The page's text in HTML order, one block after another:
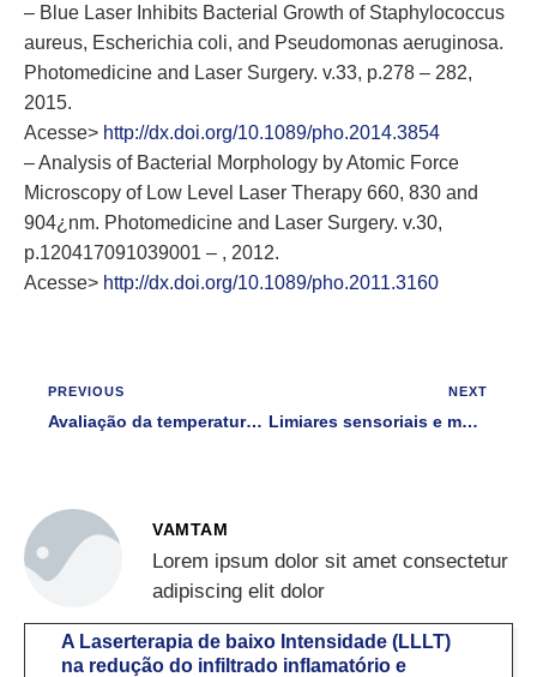
– Blue Laser Inhibits Bacterial Growth of Staphylococcus
aureus, Escherichia coli, and Pseudomonas aeruginosa.
Photomedicine and Laser Surgery. v.33, p.278 – 282,
2015.
Acesse> http://dx.doi.org/10.1089/pho.2014.3854
– Analysis of Bacterial Morphology by Atomic Force
Microscopy of Low Level Laser Therapy 660, 830 and
904¿nm. Photomedicine and Laser Surgery. v.30,
p.120417091039001 – , 2012.
Acesse> http://dx.doi.org/10.1089/pho.2011.3160
PREVIOUS
Avaliação da temperatura por termografia infravermelha e da velocidade de condução venosa por Doppler durante e após aplicação de diatermia por ondas curtas e microondas: um ensaio clínico, randomizado, cego.
NEXT
Limiares sensoriais e motores da estimulação elétrica transcutânea são influenciados por sexo e idade
VAMTAM
Lorem ipsum dolor sit amet consectetur
adipiscing elit dolor
A Laserterapia de baixo Intensidade (LLLT)
na redução do infiltrado inflamatório e